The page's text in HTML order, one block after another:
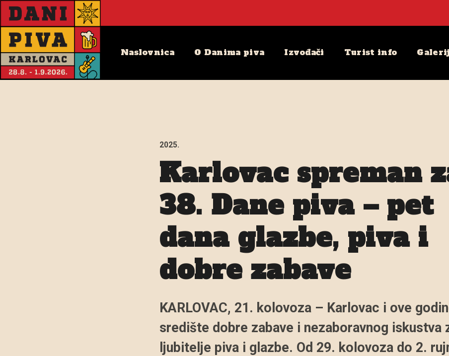
Naslovnica O Danima piva Izvođači Turist info
2025.
Karlovac spreman
38. Dane piva – pet
dana glazbe, piva i
dobre zabave
KARLOVAC, 21. kolovoza – Karlovac i ove
središte dobre zabave i nezaboravnog iskustva
ljubitelje piva i glazbe. Od 29. kolovoza do 2.